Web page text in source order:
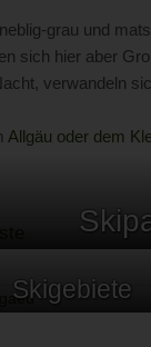
grau und
sich hier aber
verwandeln
Allgäu oder dem
Skigebiete